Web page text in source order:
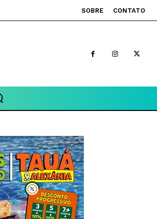
SOBRE CONTATO